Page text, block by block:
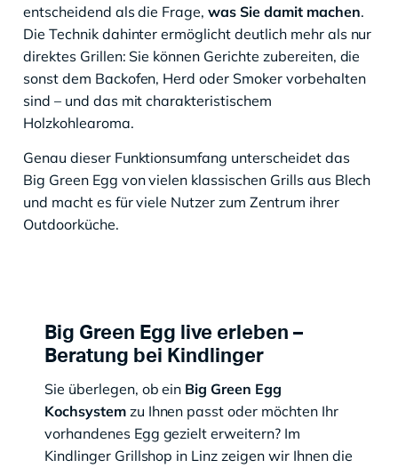
entscheidend als die Frage,was Sie damit machen.
Die Technik dahinter ermöglicht deutlich mehr als nur
direktes Grillen: Sie können Gerichte zubereiten, die
sonst dem Backofen, Herd oder Smoker vorbehalten
sind – und das mit charakteristischem
Holzkohlearoma.
Genau dieser Funktionsumfang unterscheidet das
Big Green Egg von vielen klassischen Grills aus Blech
und macht es für viele Nutzer zum Zentrum ihrer
Outdoorküche.
Big Green Egg live erleben –
Beratung bei Kindlinger
Sie überlegen, ob ein Big Green Egg
Kochsystemzu Ihnen passt oder möchten Ihr
vorhandenes Egg gezielt erweitern? Im
Kindlinger Grillshop in Linz zeigen wir Ihnen die